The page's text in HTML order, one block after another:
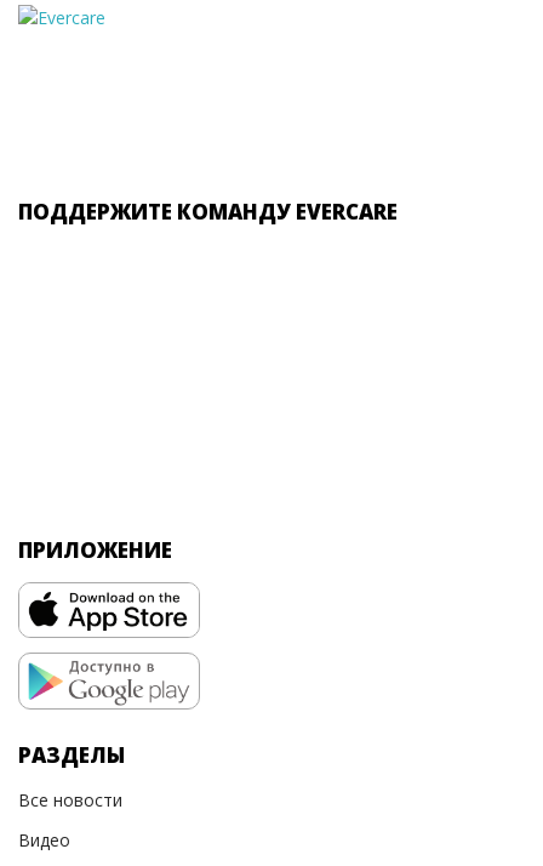
ПОДДЕРЖИТЕ КОМАНДУ EVERCARE
ПРИЛОЖЕНИЕ
РАЗДЕЛЫ
Все новости
Видео